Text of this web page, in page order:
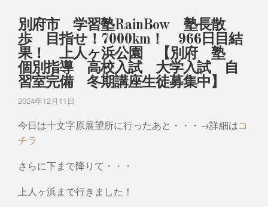
別府市 学習塾RainBow 塾長散
歩 目指せ！7000km！ 966日目結
果！ 上人ヶ浜公園 【別府 塾
個別指導 高校入試 大学入試 自
習室完備 冬期講座生徒募集中】
2024年12月11日
今日は十文字原展望所に行ったあと・・・→詳細はコ
チラ
さらに下まで降りて・・・
上人ヶ浜まで行きました！